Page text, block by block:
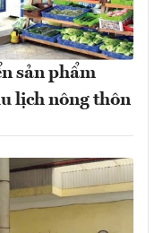
sản phẩm
lịch nông thôn